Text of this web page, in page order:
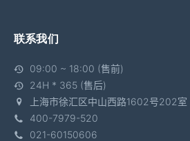
联系我们
09:00 ~ 18:00 (售前)
24H * 365 (售后)
上海市徐汇区中山西路1602号202室
400-7979-520
021-60150606